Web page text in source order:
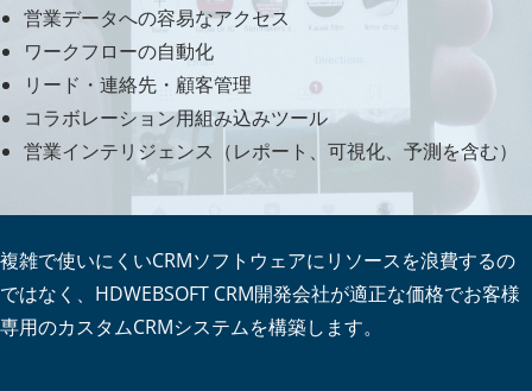
営業データへの容易なアクセス
ワークフローの自動化
リード・連絡先・顧客管理
コラボレーション用組み込みツール
営業インテリジェンス（レポート、可視化、予測を含む）
複雑で使いにくいCRMソフトウェアにリソースを浪費するの
ではなく、HDWEBSOFT CRM開発会社が適正な価格でお客様
専用のカスタムCRMシステムを構築します。